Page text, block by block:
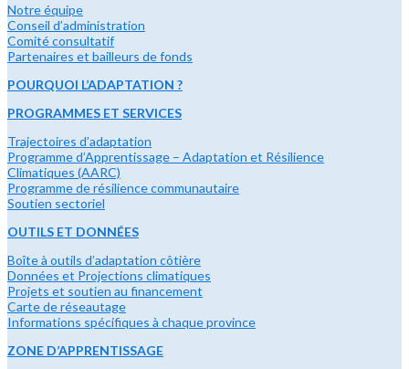
Notre équipe
Conseil d’administration
Comité consultatif
Partenaires et bailleurs de fonds
POURQUOI L’ADAPTATION ?
PROGRAMMES ET SERVICES
Trajectoires d’adaptation
Programme d’Apprentissage – Adaptation et Résilience
Climatiques (AARC)
Programme de résilience communautaire
Soutien sectoriel
OUTILS ET DONNÉES
Boîte à outils d’adaptation côtière
Données et Projections climatiques
Projets et soutien au financement
Carte de réseautage
Informations spécifiques à chaque province
ZONE D’APPRENTISSAGE